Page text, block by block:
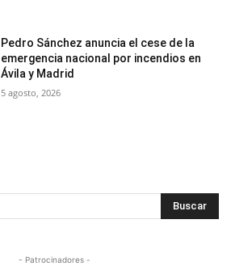
Pedro Sánchez anuncia el cese de la
emergencia nacional por incendios en
Ávila y Madrid
5 agosto, 2026
Buscar
- Patrocinadores -